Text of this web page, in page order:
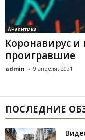
Аналитика
Коронавирус
проигравшие
admin - 9 апреля, 2021
ПОСЛЕДНИЕ